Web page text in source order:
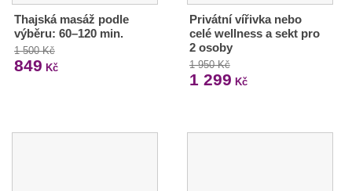
Thajská masáž podle
výběru: 60–120 min.
1 500 Kč
849 Kč
Privátní vířivka nebo
celé wellness a sekt pro
2 osoby
1 950 Kč
1 299 Kč